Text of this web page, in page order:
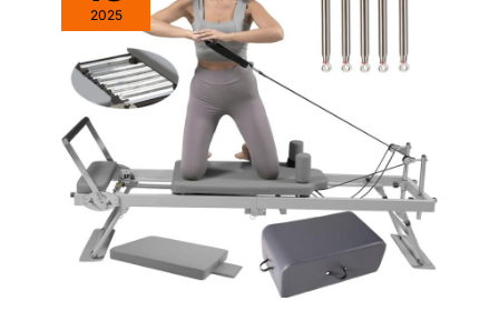
de mode pour chaque occasion.
【Autonomie Prolongée &
Fonctions Multiples】Dites
adieu aux recharges
quotidiennes : sa batterie haute
capacité offre 7 jours
d'utilisation intensive et jusqu'à
30 jours en veille. Cette montre
connectée santé polyvalente
intègre une multitude d'outils :
Minuteur, Chronomètre, Alarme,
Rappel Sédentaire, Contrôle de
la musique et Prévisions
Météorologiques. Un véritable
assistant personnel qui vous
accompagne durablement dans
toutes vos activités.
accrue au quotidien. ✅[Lecteur
Personnalisables] Cette montre
sport intègre un lecteur de
musique autonome et permet de
gérer la musique de votre
smartphone directement au
poignet. Chaque pack inclut un
deuxième bracelet offert pour
varier les styles. Personnalisez
l'écran avec plus de 300
cadrans variés, parfaits pour
chaque occasion (bureau, sport,
soirée), ou téléchargez vos
propres photos pour un look
unique. Cette montre intelligente
allie divertissement et
2025